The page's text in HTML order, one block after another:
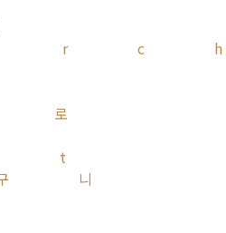
로
니